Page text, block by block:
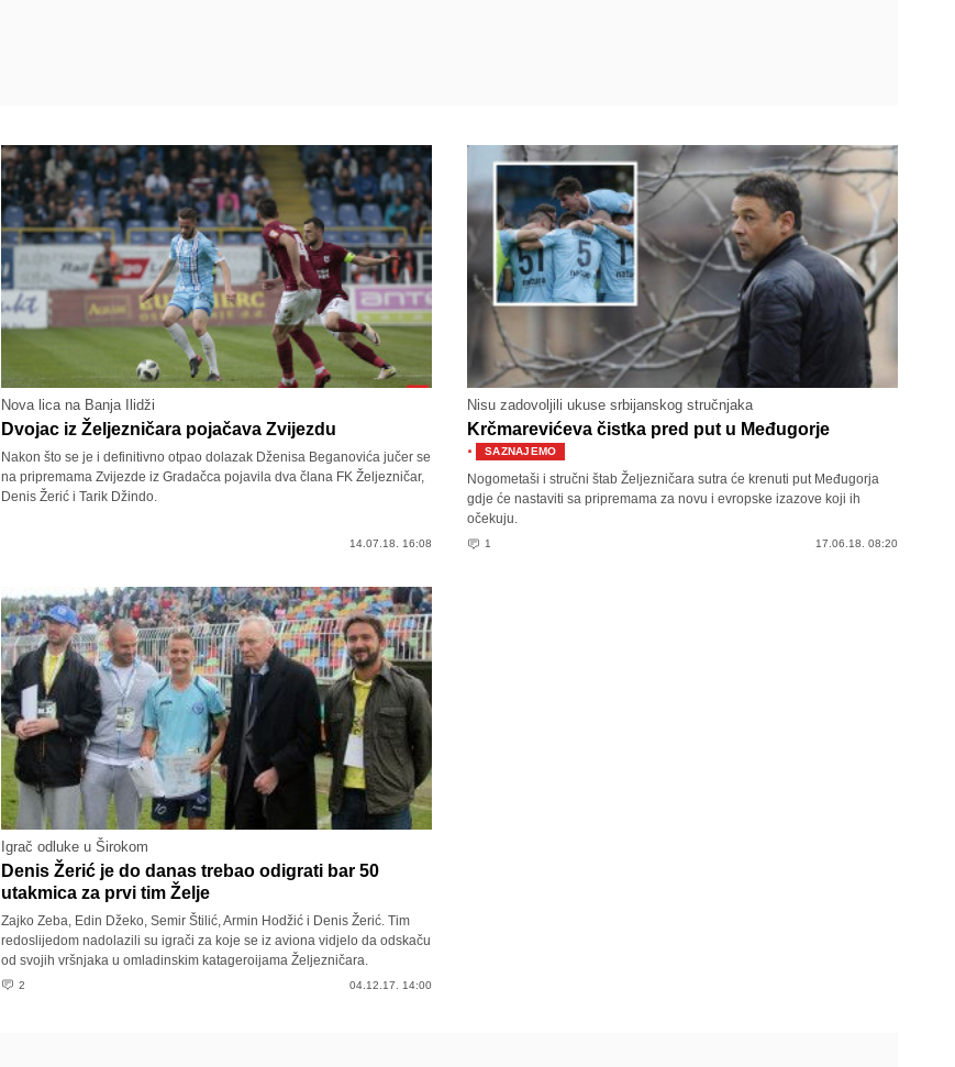
Nova lica na Banja Ilidži
Dvojac iz Željezničara pojačava Zvijezdu
Nakon što se je i definitivno otpao dolazak Dženisa Beganovića jučer se
na pripremama Zvijezde iz Gradačca pojavila dva člana FK Željezničar,
Denis Žerić i Tarik Džindo.
14.07.18. 16:08
Nisu zadovoljili ukuse srbijanskog stručnjaka
Krčmarevićeva čistka pred put u Međugorje
· SAZNAJEMO
Nogometaši i stručni štab Željezničara sutra će krenuti put Međugorja
gdje će nastaviti sa pripremama za novu i evropske izazove koji ih
očekuju.
1 17.06.18. 08:20
Igrač odluke u Širokom
Denis Žerić je do danas trebao odigrati bar 50
utakmica za prvi tim Želje
Zajko Zeba, Edin Džeko, Semir Štilić, Armin Hodžić i Denis Žerić. Tim
redoslijedom nadolazili su igrači za koje se iz aviona vidjelo da odskaču
od svojih vršnjaka u omladinskim katageroijama Željezničara.
2 04.12.17. 14:00